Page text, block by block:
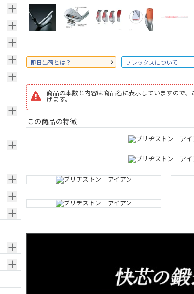
（28）
即日出荷とは？ フレックスについて
商品の本数と内容は商品名に表示していますので
げます。
この商品の特徴